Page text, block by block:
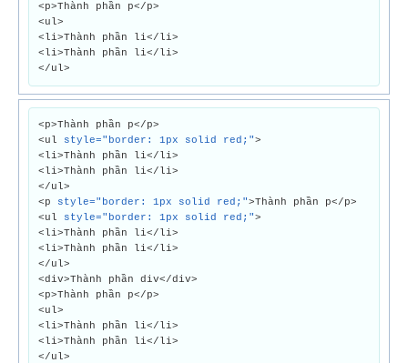
<p>Thành phần p</p>
<ul>
<li>Thành phần li</li>
<li>Thành phần li</li>
</ul>
<p>Thành phần p</p>
<ul style="border: 1px solid red;">
<li>Thành phần li</li>
<li>Thành phần li</li>
</ul>
<p style="border: 1px solid red;">Thành phần p</p>
<ul style="border: 1px solid red;">
<li>Thành phần li</li>
<li>Thành phần li</li>
</ul>
<div>Thành phần div</div>
<p>Thành phần p</p>
<ul>
<li>Thành phần li</li>
<li>Thành phần li</li>
</ul>